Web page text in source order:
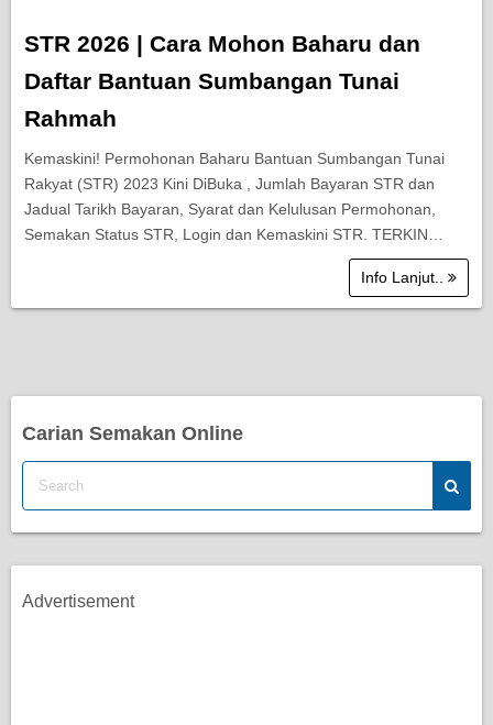
STR 2026 | Cara Mohon Baharu dan
Daftar Bantuan Sumbangan Tunai
Rahmah
Kemaskini! Permohonan Baharu Bantuan Sumbangan Tunai
Rakyat (STR) 2023 Kini DiBuka , Jumlah Bayaran STR dan
Jadual Tarikh Bayaran, Syarat dan Kelulusan Permohonan,
Semakan Status STR, Login dan Kemaskini STR. TERKIN…
Info Lanjut..
Carian Semakan Online
Advertisement